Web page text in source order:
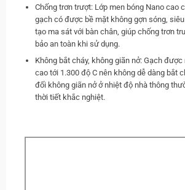
Chống trơn trượt: Lớp men bóng Nano cao
gạch có được bề mặt không gợn sóng,
tạo ma sát với bàn chân, giúp chống trơn
bảo an toàn khi sử dụng.
Không bắt cháy, không giãn nở: Gạch
cao tới 1.300 độ C nên không dễ dàng bắt
đối không giãn nở ở nhiệt độ nhà thông
thời tiết khắc nghiệt.